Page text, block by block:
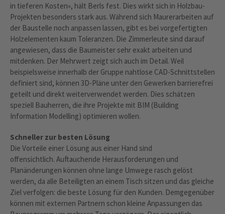
in tieferen Kosten», hält Berls fest. Dies wirkt sich in Holzbau-
Projekten besonders stark aus. Während sich Maurerarbeiten auf
der Baustelle noch anpassen lassen, gibt es bei vorgefertigten
Holzelementen kaum Toleranzen. Die Zimmerleute sind darauf
angewiesen, dass die Baumeister sehr exakt arbeiten und
mitdenken. Der Mehrwert zeigt sich auch im Detail. Weil
beispielsweise innerhalb der Gruppe nahtlose CAD-Schnittstellen
definiert sind, können 3D-Pläne unter den Gewerken barrierefrei
geteilt und direkt weiterverwendet werden. Dies schätzen
speziell Bauherren, die ihre Projekte mit BIM (Building
Information Modelling) optimieren wollen.
Schneller zur besten Lösung
Die Vorteile einer Lösung aus einer Hand sind
offensichtlich. Auftauchende Herausforderungen und
Planänderungen können ohne lange Umwege rasch gelöst
werden, da alle Beteiligten an einem Tisch sitzen und das gleiche
Ziel verfolgen: die beste Lösung für den Kunden. Demgegenüber
können mit externen Partnern schon kleine Anpassungen das